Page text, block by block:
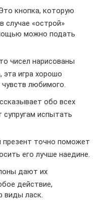
кнопка, которую
случае «острой»
можно подать
чисел нарисованы
эта игра хорошо
любимого.
обо всех
испытать
точно поможет
его лучше наедине.
дают их
действие,
виды ласк.